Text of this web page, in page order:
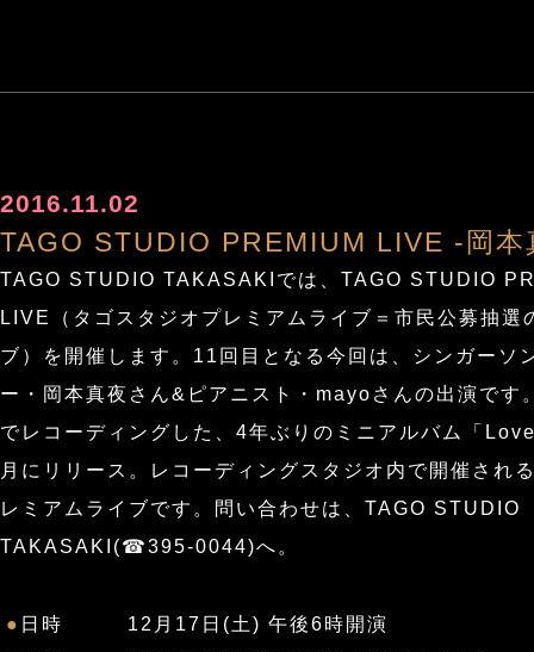
2016.11.02
TAGO STUDIO PREMIUM LIVE -岡本
TAGO STUDIO TAKASAKIでは、TAGO STUDIO
LIVE（タゴスタジオプレミアムライブ＝市民公募抽選
ブ）を開催します。11回目となる今回は、シンガーソ
ー・岡本真夜さん&ピアニスト・mayoさんの出演です
でレコーディングした、4年ぶりのミニアルバム「
月にリリース。レコーディングスタジオ内で開催され
レミアムライブです。問い合わせは、TAGO STUDIO
TAKASAKI(☎395-0044)へ。
● 日時
12月17日(土) 午後6時開演